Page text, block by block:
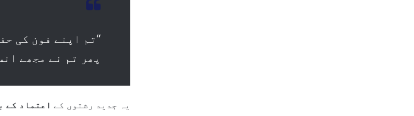
“تم اپنے فون کی
پھر تم نے مجھے
یہ جدید رشتوں کے اعتماد کے